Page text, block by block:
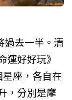
過去一半。清
運好好玩》
座，各自在
，分別是摩